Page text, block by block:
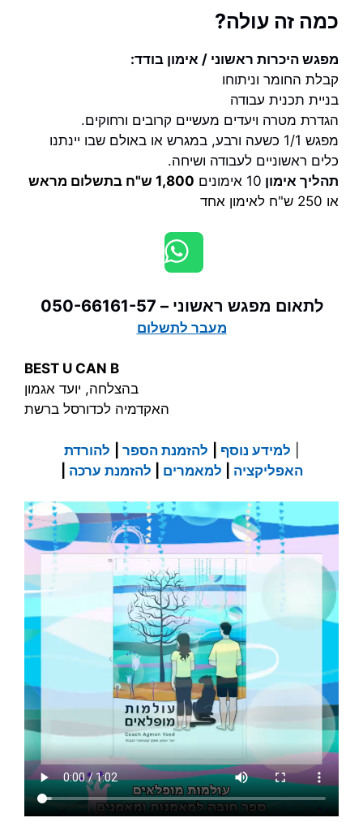
כמה זה עולה?
מפגש היכרות ראשוני / אימון בודד:
קבלת החומר וניתוחו
בניית תכנית עבודה
הגדרת מטרה ויעדים מעשיים קרובים ורחוקים.
מפגש 1/1 כשעה ורבע, במגרש או באולם שבו יינתנו
כלים ראשוניים לעבודה ושיחה.
תהליך אימון 10 אימונים
1,800 ש"ח בתשלום מראש
או 250 ש"ח לאימון אחד
לתאום מפגש ראשוני – 050-66161-57
מעבר לתשלום
BEST U CAN B
בהצלחה, יועד אגמון
האקדמיה לכדורסל ברשת
למידע נוסף להזמנת הספר
להורדת
האפליקציה
למאמרים להזמנת ערכה